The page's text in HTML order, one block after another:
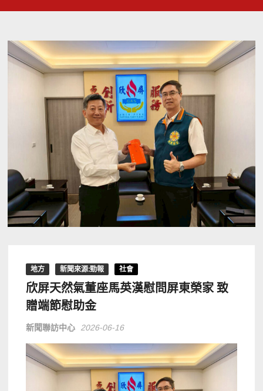
地方 新聞來源:勁報 社會
欣屏天然氣董座馬英漢慰問屏東榮家 致
贈端節慰助金
新聞聯訪中心 2026-06-16